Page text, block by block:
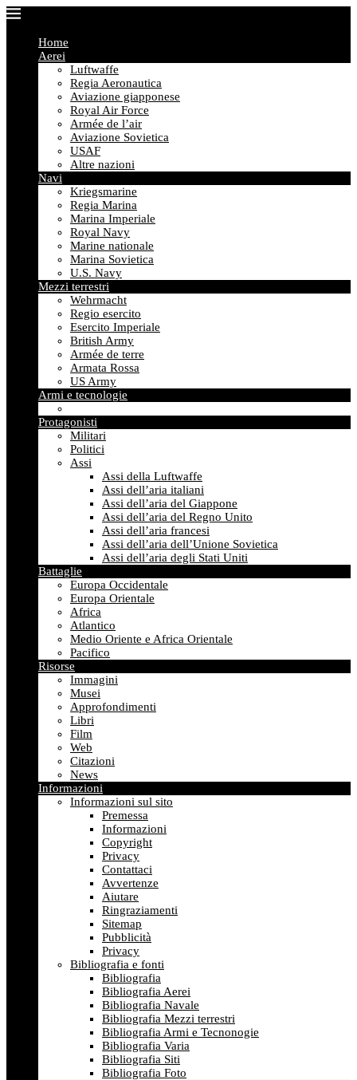
Home
Aerei
Luftwaffe
Regia Aeronautica
Aviazione giapponese
Royal Air Force
Armée de l’air
Aviazione Sovietica
USAF
Altre nazioni
Navi
Kriegsmarine
Regia Marina
Marina Imperiale
Royal Navy
Marine nationale
Marina Sovietica
U.S. Navy
Mezzi terrestri
Wehrmacht
Regio esercito
Esercito Imperiale
British Army
Armée de terre
Armata Rossa
US Army
Armi e tecnologie
Protagonisti
Militari
Politici
Assi
Assi della Luftwaffe
Assi dell’aria italiani
Assi dell’aria del Giappone
Assi dell’aria del Regno Unito
Assi dell’aria francesi
Assi dell’aria dell’Unione Sovietica
Assi dell’aria degli Stati Uniti
Battaglie
Europa Occidentale
Europa Orientale
Africa
Atlantico
Medio Oriente e Africa Orientale
Pacifico
Risorse
Immagini
Musei
Approfondimenti
Libri
Film
Web
Citazioni
News
Informazioni
Informazioni sul sito
Premessa
Informazioni
Copyright
Privacy
Contattaci
Avvertenze
Aiutare
Ringraziamenti
Sitemap
Pubblicità
Privacy
Bibliografia e fonti
Bibliografia
Bibliografia Aerei
Bibliografia Navale
Bibliografia Mezzi terrestri
Bibliografia Armi e Tecnonogie
Bibliografia Varia
Bibliografia Siti
Bibliografia Foto